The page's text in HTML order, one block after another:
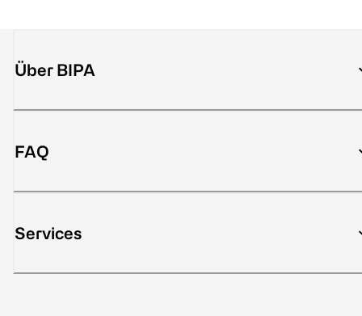
Über BIPA
FAQ
Services